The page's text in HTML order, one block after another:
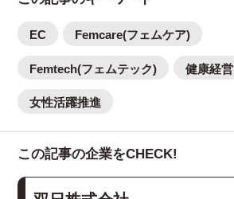
EC Femcare(フェムケア)
Femtech(フェムテック) 健康経営
女性活躍推進
この記事の企業をCHECK!